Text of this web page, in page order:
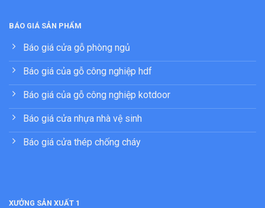
BÁO GIÁ SẢN PHẨM
Báo giá cửa gỗ phòng ngủ
Báo giá của gỗ công nghiệp hdf
Báo giá của gỗ công nghiệp kotdoor
Báo giá cửa nhựa nhà vệ sinh
Báo giá cửa thép chống cháy
XƯỞNG SẢN XUẤT 1